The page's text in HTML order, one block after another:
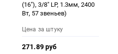
(16"), 3/8" LP, 1.3мм, 2400
Вт, 57 звеньев)
Цена за штуку
271.89 руб